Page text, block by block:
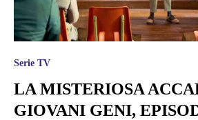
Serie TV
LA MISTERIOSA
GIOVANI GENI,